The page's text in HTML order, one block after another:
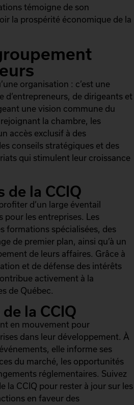
témoigne de son
la prospérité économique de la
organisation : c’est une
d’entrepreneurs, de dirigeants et
une vision commune du
la chambre, les
accès exclusif à des
conseils stratégiques et des
qui stimulent leur croissance
de la CCIQ
d’un large éventail
pour les entreprises. Les
formations spécialisées, des
de premier plan, ainsi qu’à un
de leurs affaires. Grâce à
et de défense des intérêts
activement à la
de Québec.
la CCIQ
en mouvement pour
dans leur développement. À
elle informe ses
du marché, les opportunités
réglementaires. Suivez
la CCIQ pour rester à jour sur les
en faveur des